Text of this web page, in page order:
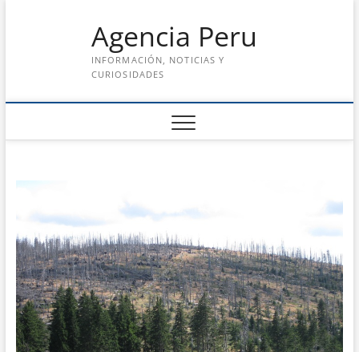
Agencia Peru
INFORMACIÓN, NOTICIAS Y
CURIOSIDADES